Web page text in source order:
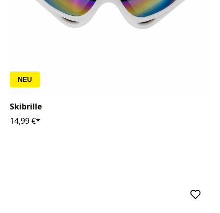
NEU
Skibrille
14,99 €*